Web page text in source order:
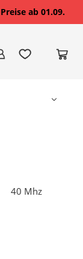
ab 01.09.
40 Mhz